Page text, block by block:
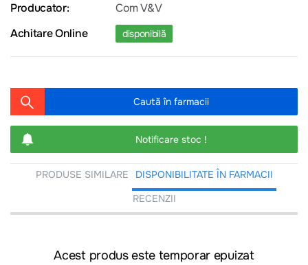
Producator:
Com V&V
Achitare Online
disponibilă
Caută în farmacii
Notificare stoc !
PRODUSE SIMILARE
DISPONIBILITATE ÎN FARMACII
RECENZII
Acest produs este temporar epuizat